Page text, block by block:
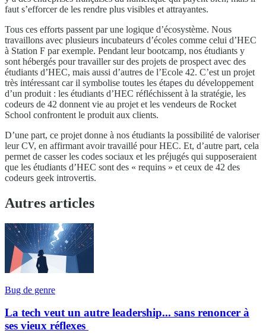
faut s’efforcer de les rendre plus visibles et attrayantes.
Tous ces efforts passent par une logique d’écosystème. Nous
travaillons avec plusieurs incubateurs d’écoles comme celui d’HEC
à Station F par exemple. Pendant leur bootcamp, nos étudiants y
sont hébergés pour travailler sur des projets de prospect avec des
étudiants d’HEC, mais aussi d’autres de l’Ecole 42. C’est un projet
très intéressant car il symbolise toutes les étapes du développement
d’un produit : les étudiants d’HEC réfléchissent à la stratégie, les
codeurs de 42 donnent vie au projet et les vendeurs de Rocket
School confrontent le produit aux clients.
D’une part, ce projet donne à nos étudiants la possibilité de valoriser
leur CV, en affirmant avoir travaillé pour HEC. Et, d’autre part, cela
permet de casser les codes sociaux et les préjugés qui supposeraient
que les étudiants d’HEC sont des « requins » et ceux de 42 des
codeurs geek introvertis.
Autres articles
Bug de genre
La tech veut un autre leadership... sans renoncer à
ses vieux réflexes